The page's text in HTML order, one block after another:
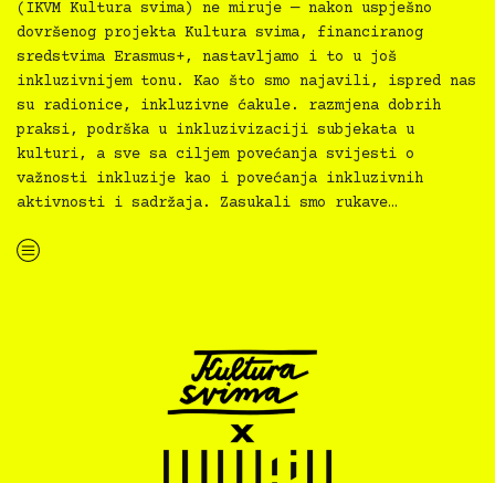
(IKVM Kultura svima) ne miruje — nakon uspješno
dovršenog projekta Kultura svima, financiranog
sredstvima Erasmus+, nastavljamo i to u još
inkluzivnijem tonu. Kao što smo najavili, ispred nas
su radionice, inkluzivne ćakule. razmjena dobrih
praksi, podrška u inkluzivizaciji subjekata u
kulturi, a sve sa ciljem povećanja svijesti o
važnosti inkluzije kao i povećanja inkluzivnih
aktivnosti i sadržaja. Zasukali smo rukave…
“IKVM Kultura svima završilo prvi trening za provedbu projekta Kultura svima kroz Impact4Values”